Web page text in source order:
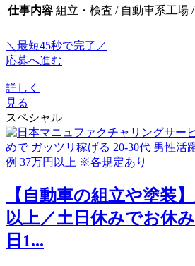
仕事内容 組立・検査 / 自動車系工場 /
＼最短45秒で完了／
応募へ進む
詳しく
見る
スペシャル
【自動車の組立や塗装
以上／土日休みでお休
日1...